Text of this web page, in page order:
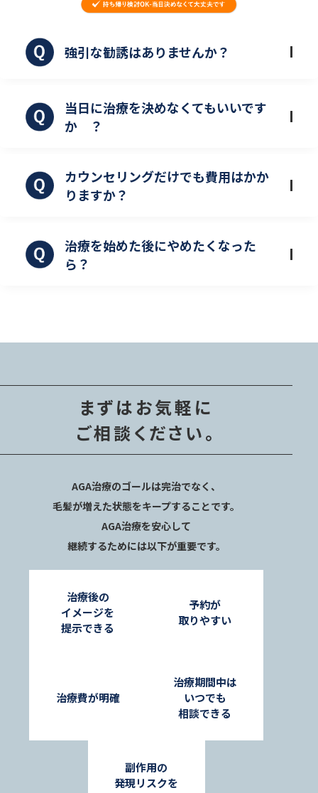
強引な勧誘はありませんか？
当日に治療を決めなくてもいいです
か ？
カウンセリングだけでも費用はかか
りますか？
治療を始めた後にやめたくなった
ら？
まずはお気軽に
ご相談ください。
AGA治療のゴールは完治でなく、
毛髪が増えた状態をキープすることです。
AGA治療を安心して
継続するためには以下が重要です。
治療後の
イメージを
提示できる
予約が
取りやすい
治療費が明確
治療期間中は
いつでも
相談できる
副作用の
発現リスクを